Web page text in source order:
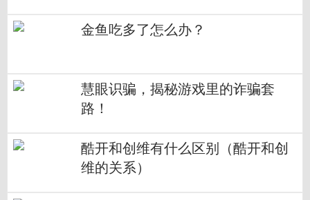
金鱼吃多了怎么办？
慧眼识骗，揭秘游戏里的诈骗套
路！
酷开和创维有什么区别（酷开和创
维的关系）